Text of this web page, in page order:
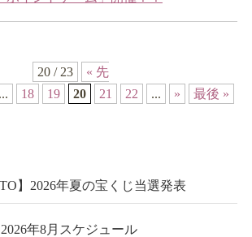
20 / 23
« 先
... 18 19 20 21 22 ... » 最後 »
】2026年夏の宝くじ当選発表
2026年8月スケジュール